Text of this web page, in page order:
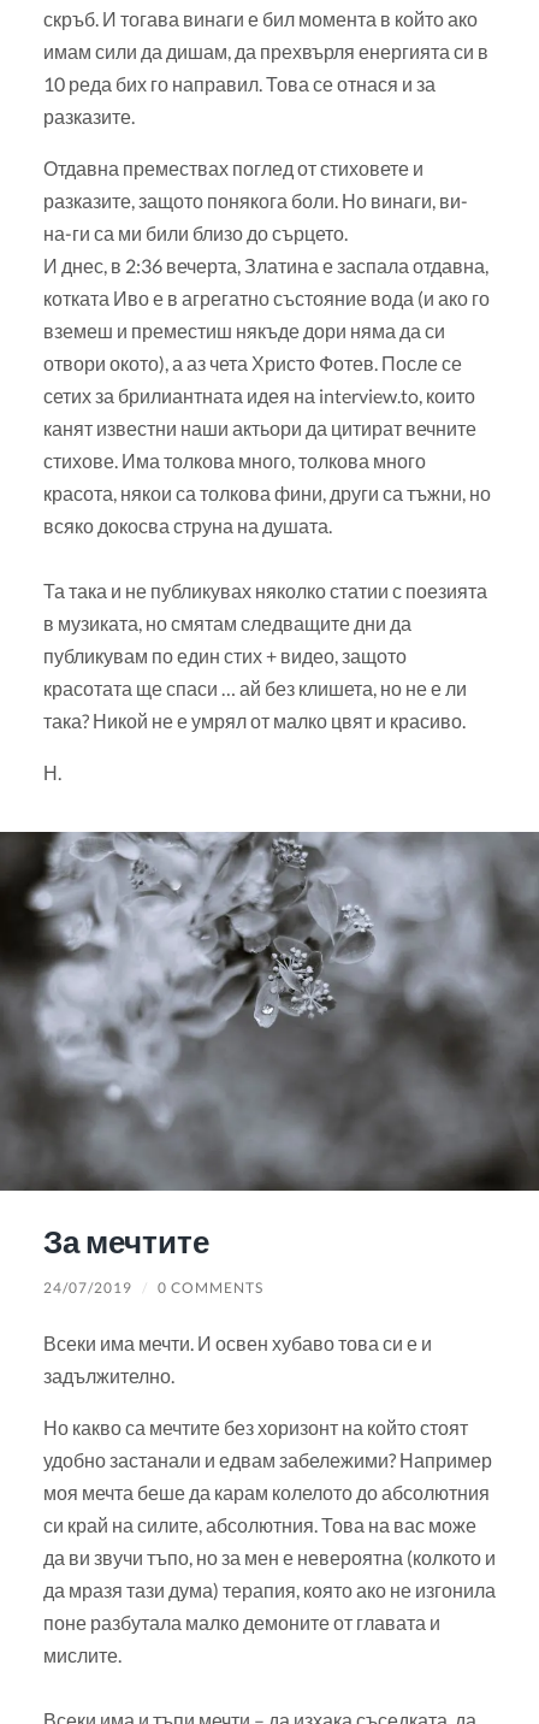
скръб. И тогава винаги е бил момента в който ако
имам сили да дишам, да прехвърля енергията си в
10 реда бих го направил. Това се отнася и за
разказите.
Отдавна премествах поглед от стиховете и
разказите, защото понякога боли. Но винаги, ви-
на-ги са ми били близо до сърцето.
И днес, в 2:36 вечерта, Златина е заспала отдавна,
котката Иво е в агрегатно състояние вода (и ако го
вземеш и преместиш някъде дори няма да си
отвори окото), а аз чета Христо Фотев. После се
сетих за брилиантната идея на interview.to, които
канят известни наши актьори да цитират вечните
стихове. Има толкова много, толкова много
красота, някои са толкова фини, други са тъжни, но
всяко докосва струна на душата.
Та така и не публикувах няколко статии с поезията
в музиката, но смятам следващите дни да
публикувам по един стих + видео, защото
красотата ще спаси … ай без клишета, но не е ли
така? Никой не е умрял от малко цвят и красиво.
Н.
За мечтите
24/07/2019 / 0 COMMENTS
Всеки има мечти. И освен хубаво това си е и
задължително.
Но какво са мечтите без хоризонт на който стоят
удобно застанали и едвам забележими? Например
моя мечта беше да карам колелото до абсолютния
си край на силите, абсолютния. Това на вас може
да ви звучи тъпо, но за мен е невероятна (колкото и
да мразя тази дума) терапия, която ако не изгонила
поне разбутала малко демоните от главата и
мислите.